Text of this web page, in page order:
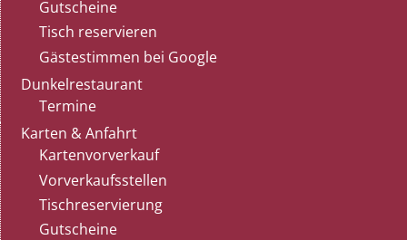
Gutscheine
Tisch reservieren
Gästestimmen bei Google
Dunkelrestaurant
Termine
Karten & Anfahrt
Kartenvorverkauf
Vorverkaufsstellen
Tischreservierung
Gutscheine